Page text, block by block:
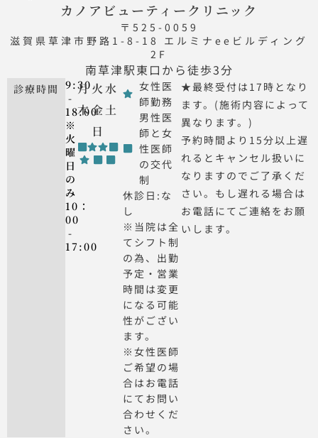
カノアビューティークリニック
〒525-0059
滋賀県草津市野路1-8-18 エルミナeeビルディング
2F
南草津駅東口から徒歩3分
診療時間 9:30
-
18:00
※
火
曜
日
の
み
10：
00
-
17:00
月火水
木金土
日
女性医
師勤務
男性医
師と女
性医師
の交代
制
休診日:な
し
※当院は全
てシフト制
の為、出勤
予定・営業
時間は変更
になる可能
性がござい
ます。
※女性医師
ご希望の場
合はお電話
にてお問い
合わせくだ
さい。
★最終受付は17時となり
ます。(施術内容によって
異なります。)
予約時間より15分以上遅
れるとキャンセル扱いに
なりますのでご了承くだ
さい。もし遅れる場合は
お電話にてご連絡をお願
いします。